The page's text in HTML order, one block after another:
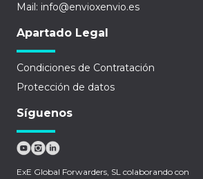
Mail: info@envioxenvio.es
Apartado Legal
Condiciones de Contratación
Protección de datos
Síguenos
ExE Global Forwarders, SL colaborando con